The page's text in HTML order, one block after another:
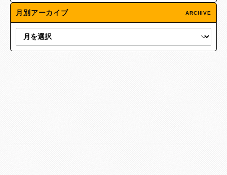
月別アーカイブ ARCHIVE